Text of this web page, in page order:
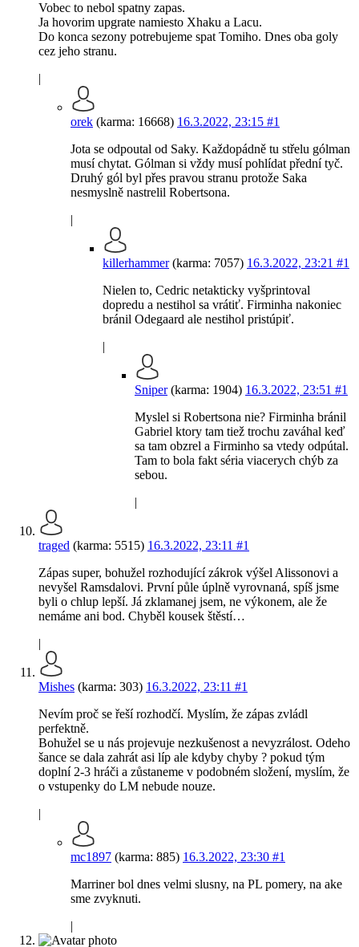
Vobec to nebol spatny zapas.
Ja hovorim upgrate namiesto Xhaku a Lacu.
Do konca sezony potrebujeme spat Tomiho. Dnes oba goly
cez jeho stranu.
|
orek (karma: 16668) 16.3.2022, 23:15 #1
Jota se odpoutal od Saky. Každopádně tu střelu gólman
musí chytat. Gólman si vždy musí pohlídat přední tyč.
Druhý gól byl přes pravou stranu protože Saka
nesmyslně nastrelil Robertsona.
|
killerhammer(karma: 7057) 16.3.2022, 23:21 #1
Nielen to, Cedric netakticky vyšprintoval
dopredu a nestihol sa vrátiť. Firminha nakoniec
bránil Odegaard ale nestihol pristúpiť.
|
Sniper(karma: 1904) 16.3.2022, 23:51 #1
Myslel si Robertsona nie? Firminha bránil
Gabriel ktory tam tiež trochu zaváhal keď
sa tam obzrel a Firminho sa vtedy odpútal.
Tam to bola fakt séria viacerych chýb za
sebou.
|
traged (karma: 5515) 16.3.2022, 23:11 #1
Zápas super, bohužel rozhodující zákrok výšel Alissonovi a
nevyšel Ramsdalovi. První půle úplně vyrovnaná, spíš jsme
byli o chlup lepší. Já zklamanej jsem, ne výkonem, ale že
nemáme ani bod. Chyběl kousek štěstí…
|
Mishes (karma: 303) 16.3.2022, 23:11 #1
Nevím proč se řeší rozhodčí. Myslím, že zápas zvládl
perfektně.
Bohužel se u nás projevuje nezkušenost a nevyzrálost. Odeho
šance se dala zahrát asi líp ale kdyby chyby ? pokud tým
doplní 2-3 hráči a zůstaneme v podobném složení, myslím, že
o vstupenky do LM nebude nouze.
|
mc1897 (karma: 885) 16.3.2022, 23:30 #1
Marriner bol dnes velmi slusny, na PL pomery, na ake
sme zvyknuti.
|